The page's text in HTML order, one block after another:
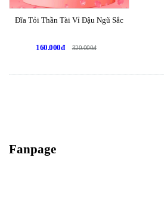
Đĩa Tỏi Thần Tài Vỉ Đậu Ngũ Sắc
160.000đ 320.000đ
Fanpage